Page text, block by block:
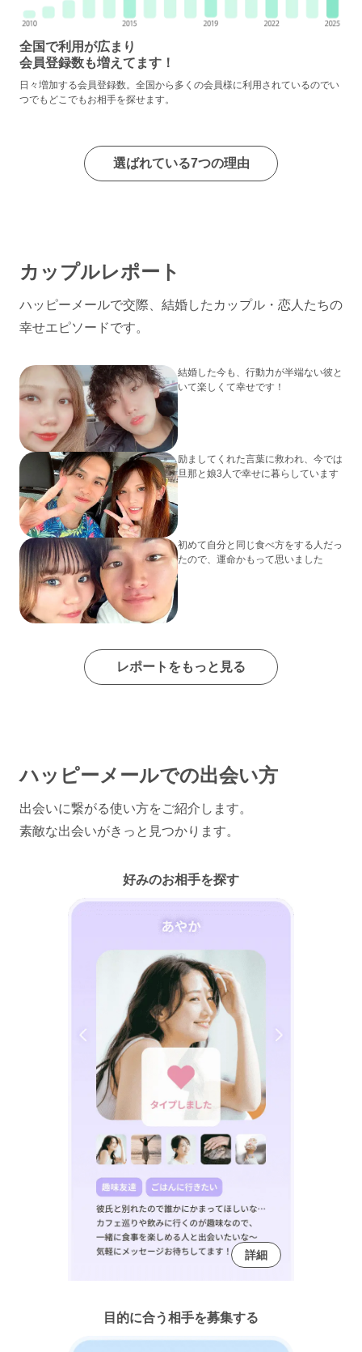
全国で利用が広まり
会員登録数も増えてます！
日々増加する会員登録数。全国から多くの会員様に利用されているのでい
つでもどこでもお相手を探せます。
選ばれている7つの理由
カップルレポート
ハッピーメールで交際、結婚したカップル・恋人たちの
幸せエピソードです。
結婚した今も、行動力が半端ない彼と
いて楽しくて幸せです！
励ましてくれた言葉に救われ、今では
旦那と娘3人で幸せに暮らしています
初めて自分と同じ食べ方をする人だっ
たので、運命かもって思いました
レポートをもっと見る
ハッピーメールでの出会い方
出会いに繋がる使い方をご紹介します。
素敵な出会いがきっと見つかります。
好みのお相手を探す
詳細
目的に合う相手を募集する